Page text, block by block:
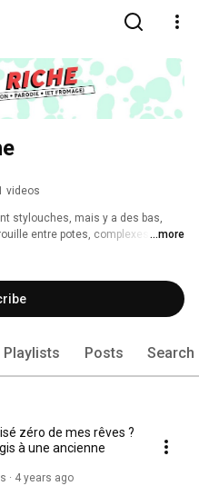
videos
stylouches, mais y a des bas,
entre potes, complexes, petits
au moins moins chiante (mais
...more
Playlists Posts Search
zéro de mes rêves ?
à une ancienne
4 years ago